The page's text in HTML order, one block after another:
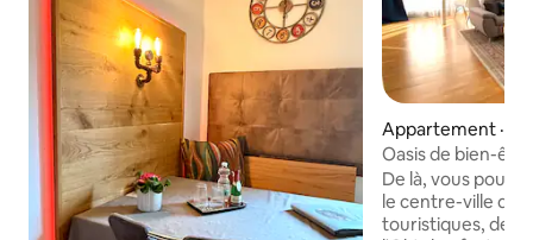
Appartement ·
n
Oasis de bien-
coucher près de
De là, vous
le centre-ville de
touristiques, des